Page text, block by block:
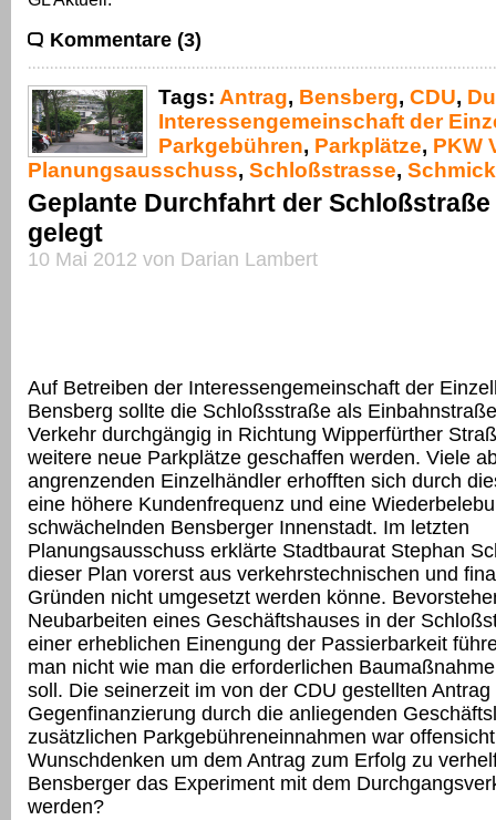
Kommentare (3)
Tags: Antrag, Bensberg, CDU,
Interessengemeinschaft der
Parkgebühren, Parkplätze, PKW
Planungsausschuss, Schloßstrasse,
Geplante Durchfahrt der Schloßstraße
gelegt
10 Mai 2012 von Darian Lambert
Auf Betreiben der Interessengemeinschaft der
Bensberg sollte die Schloßsstraße als
Verkehr durchgängig in Richtung Wipperfürther
weitere neue Parkplätze geschaffen werden. Viele
angrenzenden Einzelhändler erhofften sich durch
eine höhere Kundenfrequenz und eine
schwächelnden Bensberger Innenstadt. Im letzten
Planungsausschuss erklärte Stadtbaurat Stephan
dieser Plan vorerst aus verkehrstechnischen und
Gründen nicht umgesetzt werden könne.
Neubarbeiten eines Geschäftshauses in der
einer erheblichen Einengung der Passierbarkeit
man nicht wie man die erforderlichen
soll. Die seinerzeit im von der CDU gestellten
Gegenfinanzierung durch die anliegenden
zusätzlichen Parkgebühreneinnahmen war
Wunschdenken um dem Antrag zum Erfolg zu
Bensberger das Experiment mit dem
werden?